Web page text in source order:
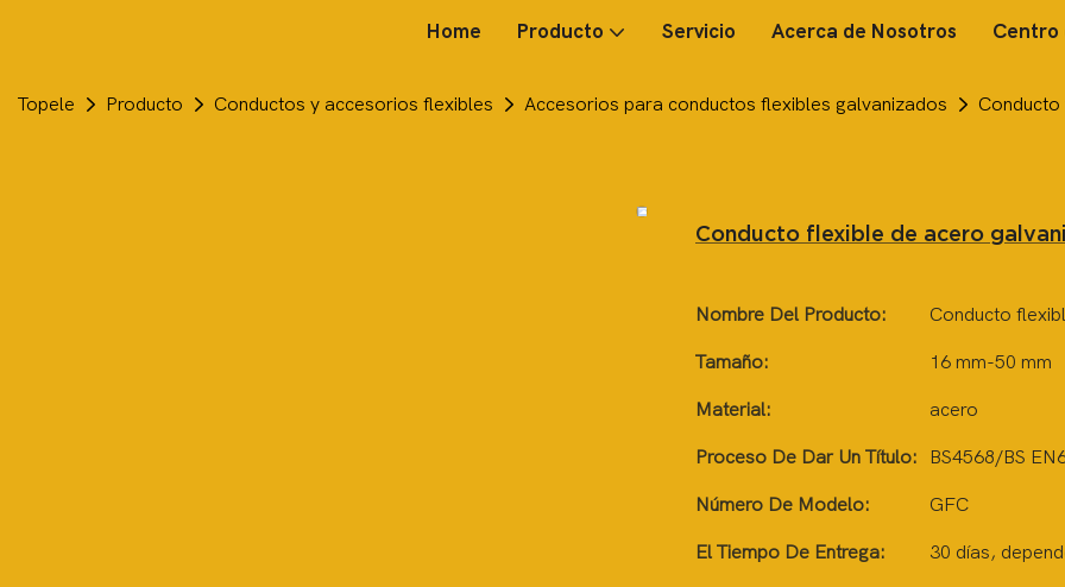
Home Producto Servicio Acerca de Nosotros Centro
Topele Producto Conductos y accesorios flexibles Accesorios para conductos flexibles galvanizados
Conducto flexible de acero
Nombre Del Producto: Conducto
Tamaño: 16 mm-50 mm
Material: acero
Proceso De Dar Un Título: BS4568/BS
Número De Modelo: GFC
El Tiempo De Entrega: 30 días,